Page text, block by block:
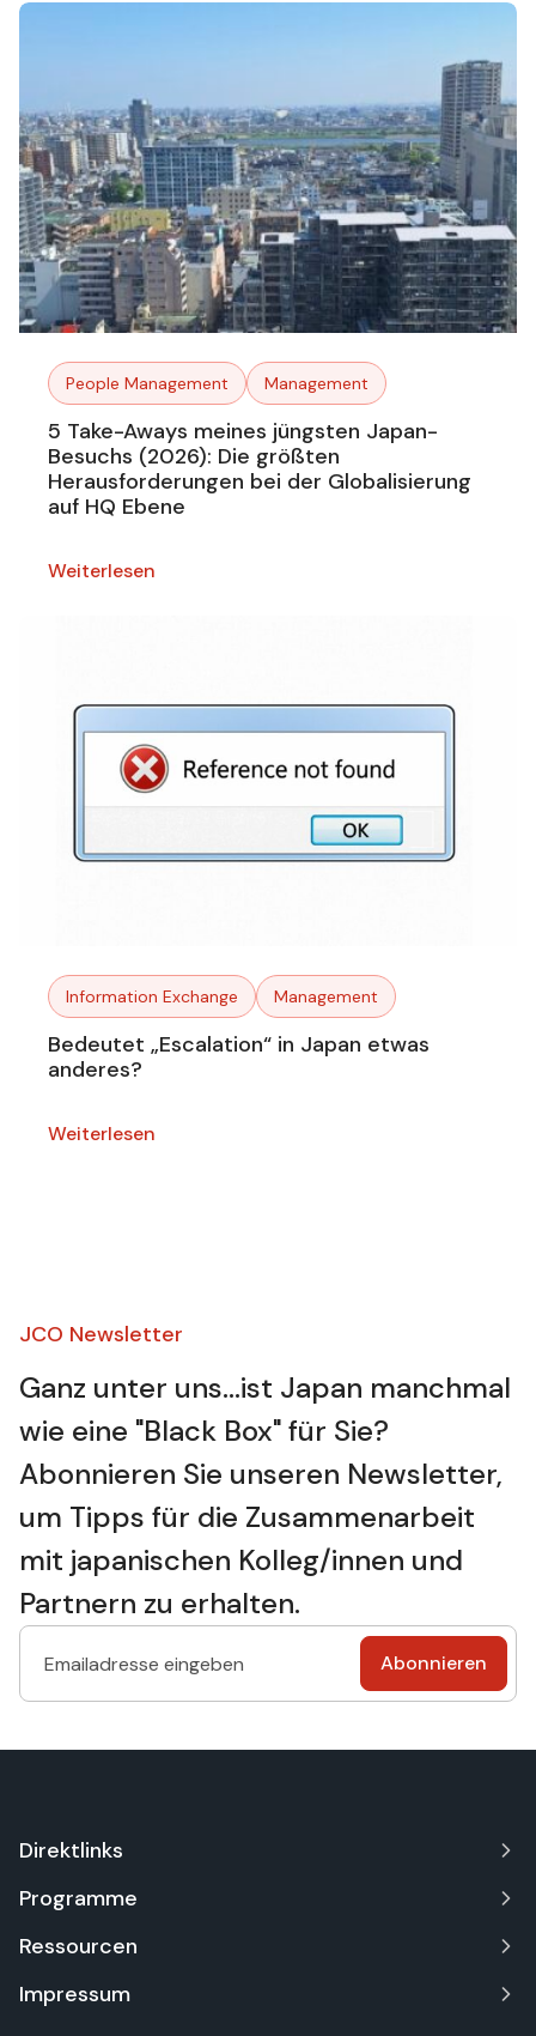
People Management Management
5 Take-Aways meines jüngsten Japan-
Besuchs (2026): Die größten
Herausforderungen bei der Globalisierung
auf HQ Ebene
Weiterlesen
Information Exchange Management
Bedeutet „Escalation“ in Japan etwas
anderes?
Weiterlesen
JCO Newsletter​
Ganz unter uns...ist Japan manchmal
wie eine "Black Box" für Sie?
Abonnieren Sie unseren Newsletter,
um Tipps für die Zusammenarbeit
mit japanischen Kolleg/innen und
Partnern zu erhalten.
Direktlinks
Programme
Ressourcen
Impressum